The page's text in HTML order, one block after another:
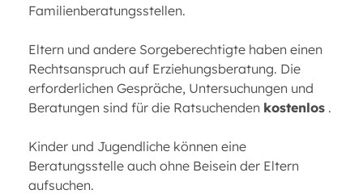
Familienberatungsstellen.
Eltern und andere Sorgeberechtigte haben einen
Rechtsanspruch auf Erziehungsberatung. Die
erforderlichen Gespräche, Untersuchungen und
Beratungen sind für die Ratsuchenden kostenlos .
Kinder und Jugendliche können eine
Beratungsstelle auch ohne Beisein der Eltern
aufsuchen.